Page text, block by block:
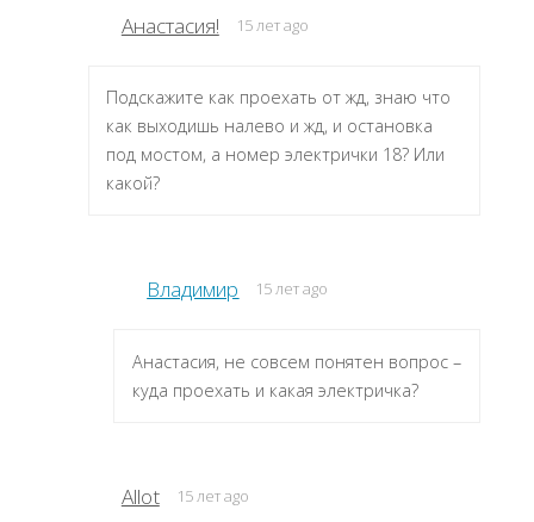
Анастасия! 15 лет ago
Подскажите как проехать от жд, знаю что
как выходишь налево и жд, и остановка
под мостом, а номер электрички 18? Или
какой?
Владимир 15 лет ago
Анастасия, не совсем понятен вопрос –
куда проехать и какая электричка?
Allot 15 лет ago